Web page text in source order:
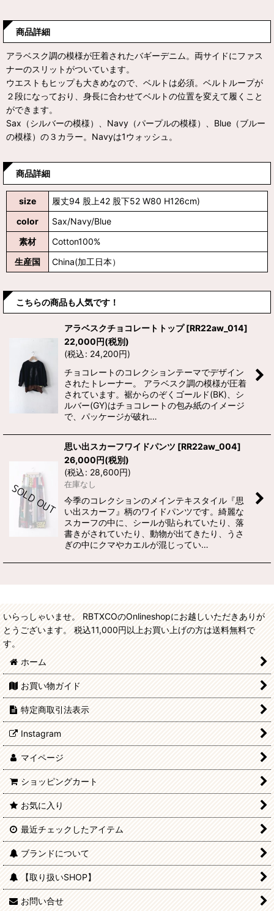
商品詳細
アラベスク調の模様が圧着されたバギーデニム。両サイドにファス
ナーのスリットがついています。
ウエストもヒップも大きめなので、ベルトは必須。ベルトループが
２段になっており、身長に合わせてベルトの位置を変えて履くこと
ができます。
Sax（シルバーの模様）、Navy（パープルの模様）、Blue（ブルー
の模様）の３カラー。Navyは1ウォッシュ。
商品詳細
size
履丈94 股上42 股下52 W80 H126cm)
color
Sax/Navy/Blue
素材
Cotton100%
生産国
China(加工日本）
こちらの商品も人気です！
アラベスクチョコレートトップ [RR22aw_014]
22,000円(税別)
(税込: 24,200円)
チョコレートのコレクションテーマでデザイン
されたトレーナー。 アラベスク調の模様が圧着
されています。裾からのぞくゴールド(BK)、シ
ルバー(GY)はチョコレートの包み紙のイメージ
で、パッケージが破れ…
思い出スカーフワイドパンツ [RR22aw_004]
26,000円(税別)
(税込: 28,600円)
在庫なし
今季のコレクションのメインテキスタイル『思
い出スカーフ』柄のワイドパンツです。綺麗な
スカーフの中に、シールが貼られていたり、落
書きがされていたり、動物が出てきたり、うさ
ぎの中にクマやカエルが混じってい…
いらっしゃいませ。 RBTXCOのOnlineshopにお越しいただきありが
とうございます。 税込11,000円以上お買い上げの方は送料無料で
す。
ホーム
お買い物ガイド
特定商取引法表示
Instagram
マイページ
ショッピングカート
お気に入り
最近チェックしたアイテム
ブランドについて
【取り扱いSHOP】
お問い合せ